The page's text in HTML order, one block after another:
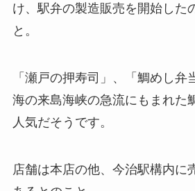
け、駅弁の製造販売を開始した
と。
「瀬戸の押寿司」、「鯛めし弁
海の来島海峡の急流にもまれた
人気だそうです。
店舗は本店の他、今治駅構内に